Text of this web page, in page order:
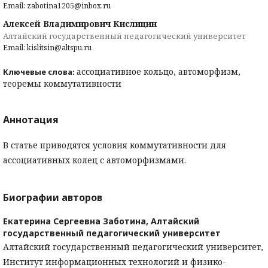
Email: zabotina1205@inbox.ru
Алексей Владимирович Кислицин
Алтайский государственный педагогический университет
Email: kislitsin@altspu.ru
Ключевые слова: ассоциативное кольцо, автоморфизм,
теоремы коммутативности
Аннотация
В статье приводятся условия коммутативности для
ассоциативных колец с автоморфизмами.
Биографии авторов
Екатерина Сергеевна Заботина, Алтайский
государственный педагогический университет
Алтайский государственный педагогический университет,
Институт информационных технологий и физико-